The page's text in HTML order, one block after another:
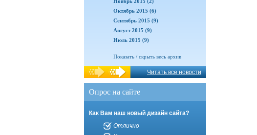
Октябрь 2015 (6)
Сентябрь 2015 (9)
Август 2015 (9)
Июль 2015 (9)
Показать / скрыть весь архив
Читать все новости
Опрос на сайте
Как Вам наш новый дизайн сайта?
Отлично